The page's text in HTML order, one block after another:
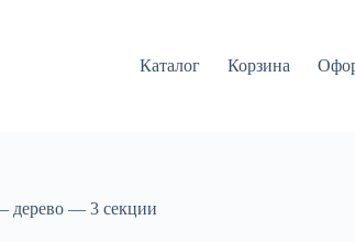
Каталог Корзина
дерево — 3 секции